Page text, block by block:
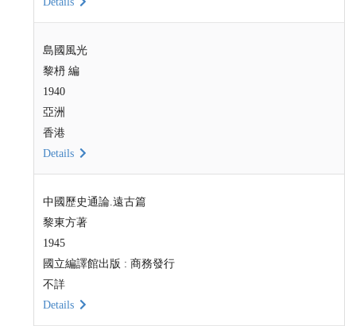
島國風光
黎枬 編
1940
亞洲
香港
Details
中國歷史通論.遠古篇
黎東方著
1945
國立編譯館出版 : 商務發行
不詳
Details